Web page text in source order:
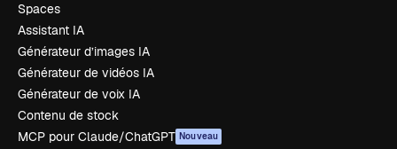
Spaces
Assistant IA
Générateur d’images IA
Générateur de vidéos IA
Générateur de voix IA
Contenu de stock
MCP pour Claude/ChatGPT Nouveau